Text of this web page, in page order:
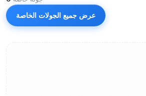
عرض جميع الجولات الخاصة